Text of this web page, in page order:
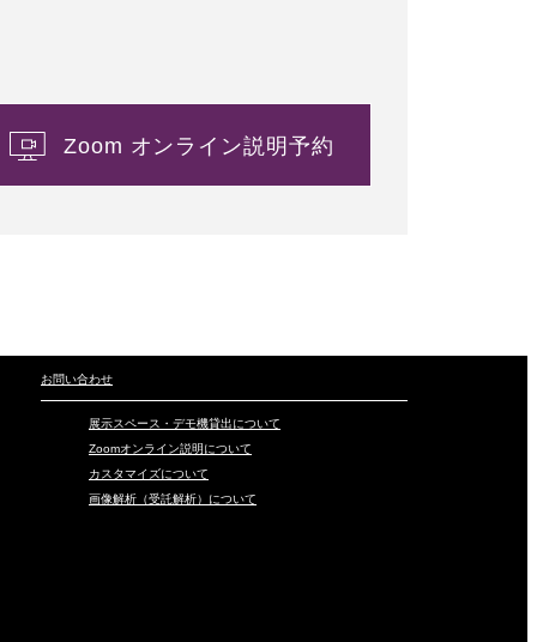
Zoom オンライン説明予約
お問い合わせ
展示スペース・デモ機貸出について
Zoomオンライン説明について
カスタマイズについて
画像解析（受託解析）について